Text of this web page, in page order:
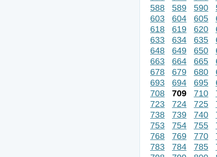
588
589 590
603
604 605
618
619 620
633
634 635
648
649 650
663
664 665
678
679 680
693
694 695
708
709 710
723
724 725
738
739 740
753
754 755
768
769 770
783
784 785